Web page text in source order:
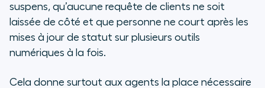
suspens, qu’aucune requête de clients ne soit
laissée de côté et que personne ne court après les
mises à jour de statut sur plusieurs outils
numériques à la fois.
Cela donne surtout aux agents la place nécessaire